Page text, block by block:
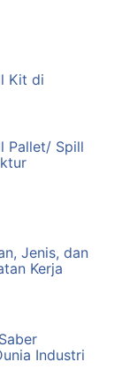
Kit di
Pallet/ Spill
Jenis, dan
Kerja
Industri